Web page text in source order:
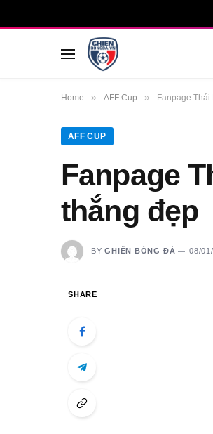
Home » AFF Cup » Fanpage
AFF CUP
Fanpage
thắng đẹp
BY GHIỀN BÓNG ĐÁ 08/
SHARE